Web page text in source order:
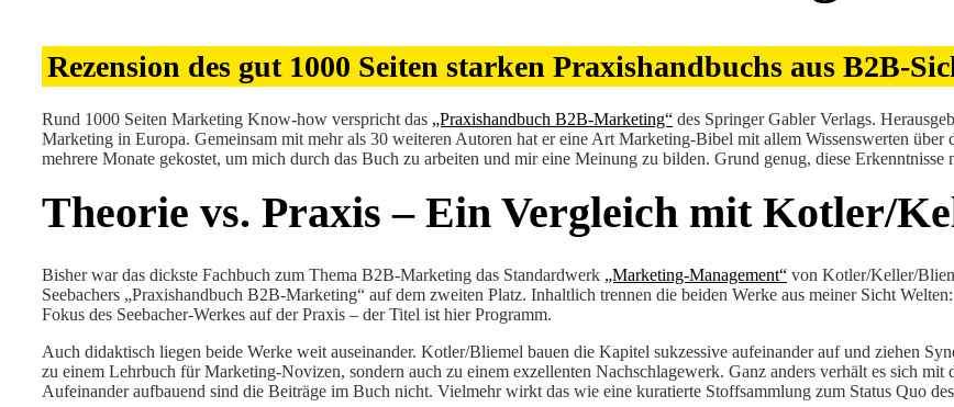
Rezension des gut 1000 Seiten starken Praxishandbuchs aus B2B-
Rund 1000 Seiten Marketing Know-how verspricht das „Praxishandbuch B2B-Marketing“ des Springer Gabler Verlags.
Marketing in Europa. Gemeinsam mit mehr als 30 weiteren Autoren hat er eine Art Marketing-Bibel mit allem Wissenswerten
mehrere Monate gekostet, um mich durch das Buch zu arbeiten und mir eine Meinung zu bilden. Grund genug, diese Erkenntnisse
Theorie vs. Praxis – Ein Vergleich mit Kotler/
Bisher war das dickste Fachbuch zum Thema B2B-Marketing das Standardwerk „Marketing-Management“ von Kotler/Keller/
Seebachers „Praxishandbuch B2B-Marketing“ auf dem zweiten Platz. Inhaltlich trennen die beiden Werke aus meiner Sicht
Fokus des Seebacher-Werkes auf der Praxis – der Titel ist hier Programm.
Auch didaktisch liegen beide Werke weit auseinander. Kotler/Bliemel bauen die Kapitel sukzessive aufeinander auf und ziehen
zu einem Lehrbuch für Marketing-Novizen, sondern auch zu einem exzellenten Nachschlagewerk. Ganz anders verhält es sich
Aufeinander aufbauend sind die Beiträge im Buch nicht. Vielmehr wirkt das wie eine kuratierte Stoffsammlung zum Status Quo